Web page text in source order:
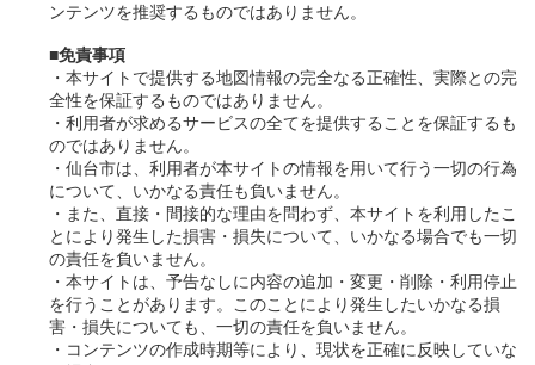
ンテンツを推奨するものではありません。
■免責事項
・本サイトで提供する地図情報の完全なる正確性、実際との完
全性を保証するものではありません。
・利用者が求めるサービスの全てを提供することを保証するも
のではありません。
・仙台市は、利用者が本サイトの情報を用いて行う一切の行為
について、いかなる責任も負いません。
・また、直接・間接的な理由を問わず、本サイトを利用したこ
とにより発生した損害・損失について、いかなる場合でも一切
の責任を負いません。
・本サイトは、予告なしに内容の追加・変更・削除・利用停止
を行うことがあります。このことにより発生したいかなる損
害・損失についても、一切の責任を負いません。
・コンテンツの作成時期等により、現状を正確に反映していな